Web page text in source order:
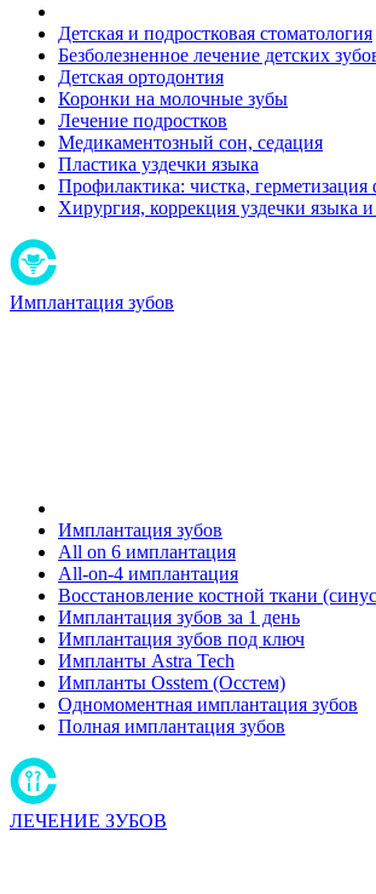
Детская и подростковая стоматология
Безболезненное лечение детских
Детская ортодонтия
Коронки на молочные зубы
Лечение подростков
Медикаментозный сон, седация
Пластика уздечки языка
Профилактика: чистка, герметизация
Хирургия, коррекция уздечки языка
Имплантация зубов
Имплантация зубов
All on 6 имплантация
All-on-4 имплантация
Восстановление костной ткани
Имплантация зубов за 1 день
Имплантация зубов под ключ
Импланты Astra Tech
Импланты Osstem (Осстем)
Одномоментная имплантация зубов
Полная имплантация зубов
ЛЕЧЕНИЕ ЗУБОВ